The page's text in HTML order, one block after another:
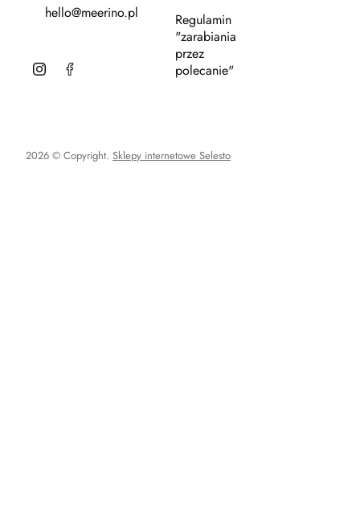
hello@meerino.pl
Regulamin
"zarabiania
przez
polecanie"
2026 © Copyright. Sklepy internetowe Selesto